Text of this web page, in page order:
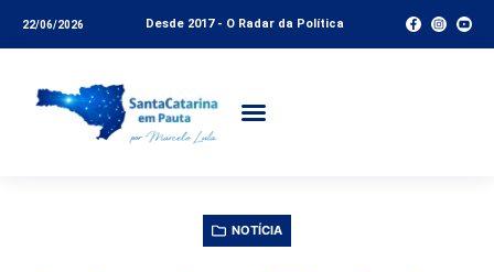
22/06/2026 Desde 2017 - O Radar da Política
NOTÍCIA